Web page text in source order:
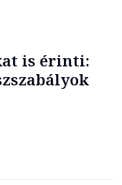
is érinti: